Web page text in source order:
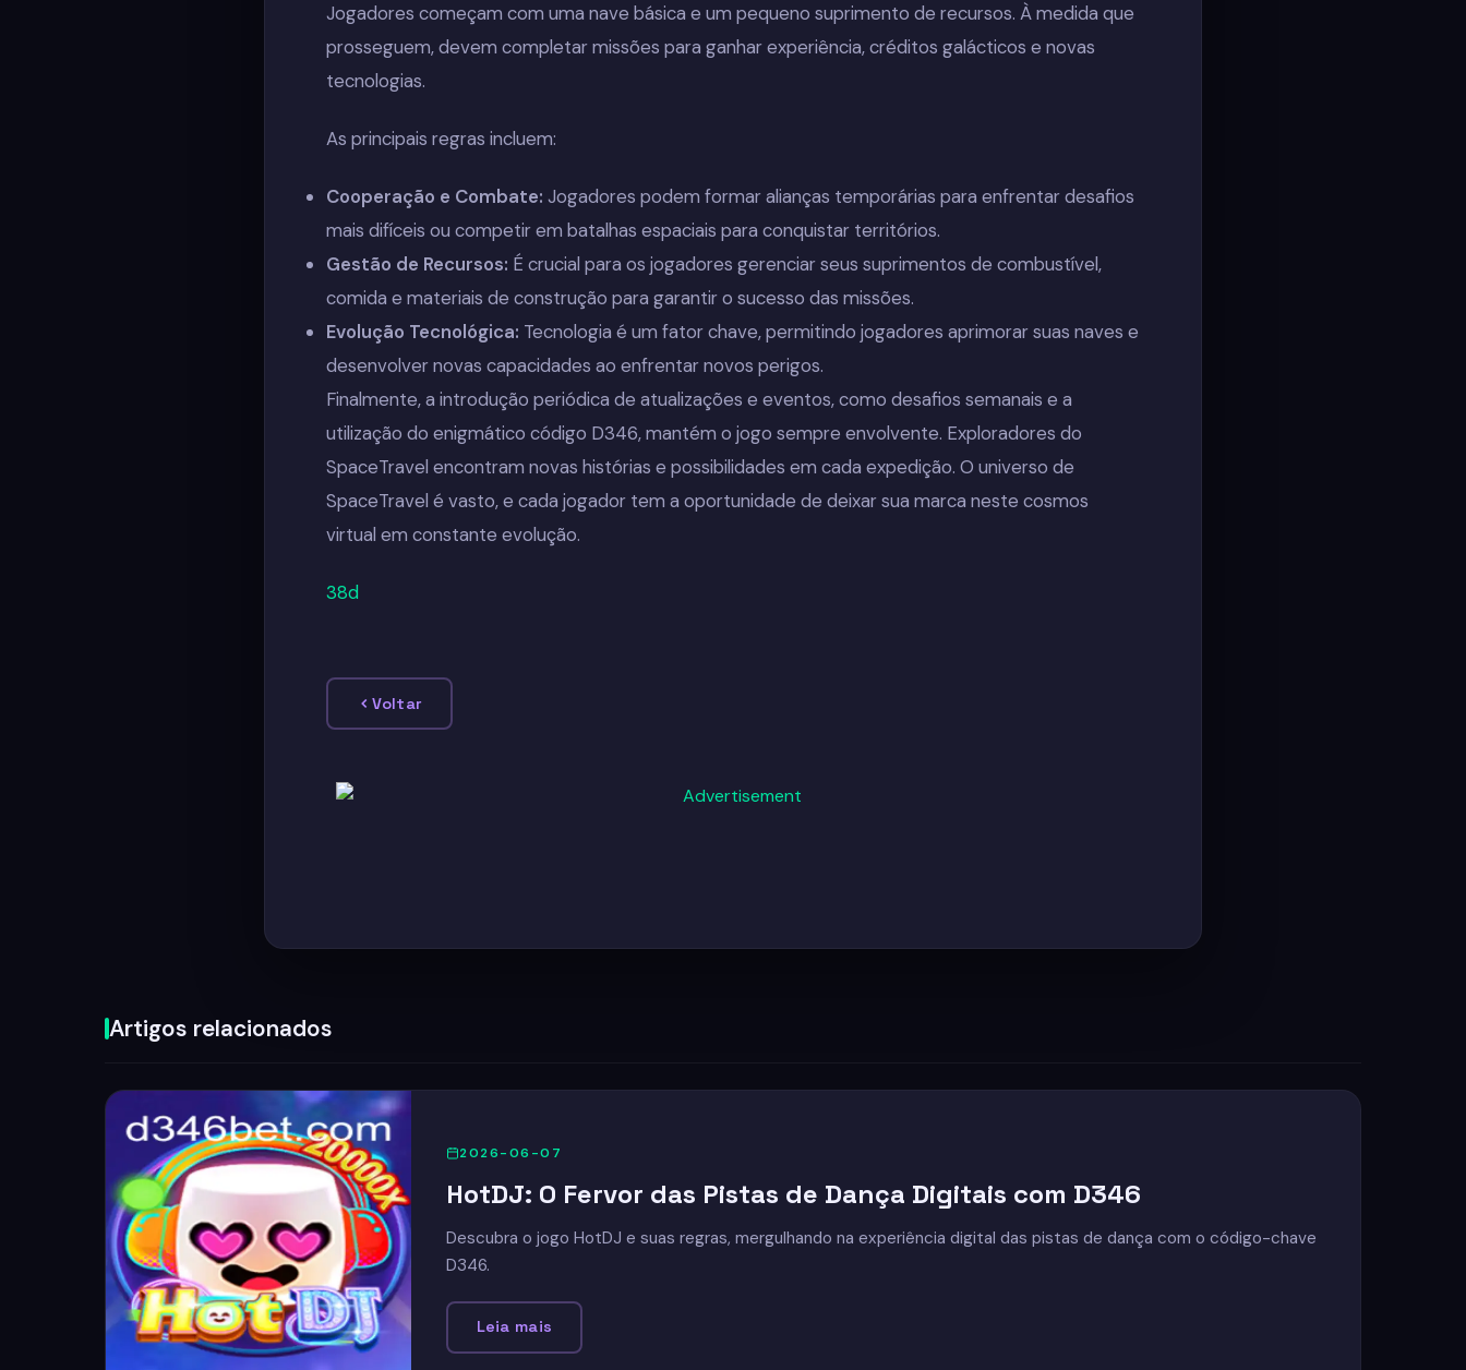
Jogadores começam com uma nave básica e um pequeno suprimento de recursos. À medida que
prosseguem, devem completar missões para ganhar experiência, créditos galácticos e novas
tecnologias.
As principais regras incluem:
Cooperação e Combate: Jogadores podem formar alianças temporárias para enfrentar desafios
mais difíceis ou competir em batalhas espaciais para conquistar territórios.
Gestão de Recursos: É crucial para os jogadores gerenciar seus suprimentos de combustível,
comida e materiais de construção para garantir o sucesso das missões.
Evolução Tecnológica: Tecnologia é um fator chave, permitindo jogadores aprimorar suas naves e
desenvolver novas capacidades ao enfrentar novos perigos.
Finalmente, a introdução periódica de atualizações e eventos, como desafios semanais e a
utilização do enigmático código D346, mantém o jogo sempre envolvente. Exploradores do
SpaceTravel encontram novas histórias e possibilidades em cada expedição. O universo de
SpaceTravel é vasto, e cada jogador tem a oportunidade de deixar sua marca neste cosmos
virtual em constante evolução.
38d
Voltar
Artigos relacionados
2026-06-07
HotDJ: O Fervor das Pistas de Dança Digitais com D346
Descubra o jogo HotDJ e suas regras, mergulhando na experiência digital das pistas de dança com o código-chave
D346.
Leia mais